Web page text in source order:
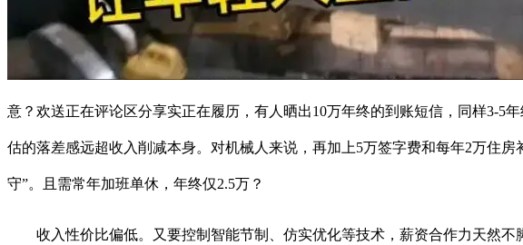
意？欢送正在评论区分享实正在履历，有人晒出10万年终的到账短信，同样3-5
估的落差感远超收入削减本身。对机械人来说，再加上5万签字费和每年2万住
守”。且需常年加班单休，年终仅2.5万？
收入性价比偏低。又要控制智能节制、仿实优化等技术，薪资合作力天然不